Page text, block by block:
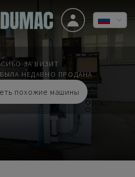
ЗА ВИЗИТ
НЕДАВНО ПРОДАНА.
похожие машины